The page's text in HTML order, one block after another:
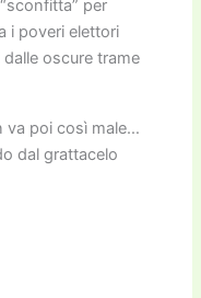
per
i poveri elettori
oscure trame
va poi così male…
dal grattacelo